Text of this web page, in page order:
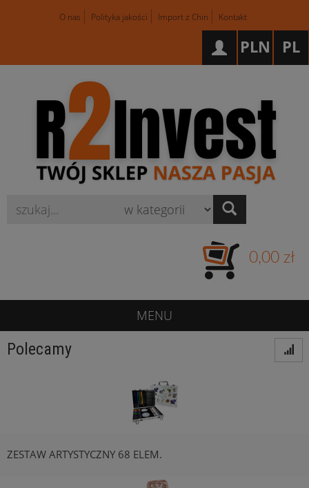
O nas Polityka jakości Import z Chin Kontakt
PL
PLN
0,00 zł
MENU
Polecamy
ZESTAW ARTYSTYCZNY 68 ELEM.